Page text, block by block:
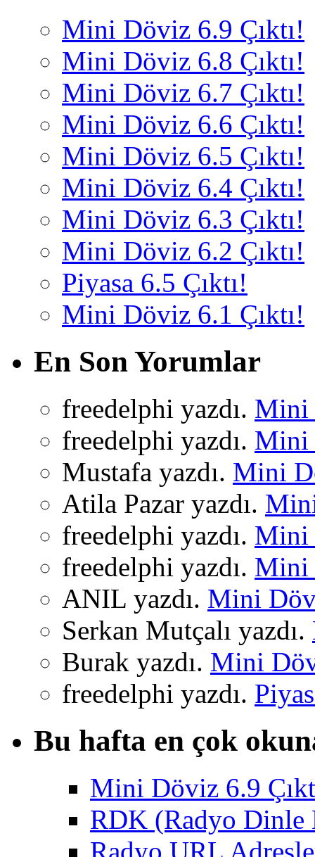
Mini Döviz 6.9 Çıktı!
Mini Döviz 6.8 Çıktı!
Mini Döviz 6.7 Çıktı!
Mini Döviz 6.6 Çıktı!
Mini Döviz 6.5 Çıktı!
Mini Döviz 6.4 Çıktı!
Mini Döviz 6.3 Çıktı!
Mini Döviz 6.2 Çıktı!
Piyasa 6.5 Çıktı!
Mini Döviz 6.1 Çıktı!
En Son Yorumlar
freedelphi yazdı. Mini
freedelphi yazdı. Mini
Mustafa yazdı. Mini
Atila Pazar yazdı.
freedelphi yazdı. Mini
freedelphi yazdı. Mini
ANIL yazdı. Mini
Serkan Mutçalı yazdı.
Burak yazdı. Mini
freedelphi yazdı.
Bu hafta en çok
Mini Döviz 6.9
RDK (Radyo Dinle
Radyo URL